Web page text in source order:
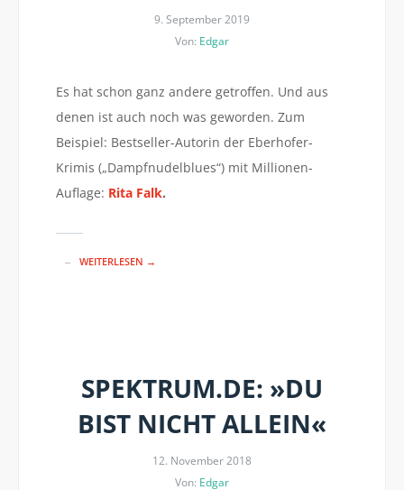
9. September 2019
Von: Edgar
Es hat schon ganz andere getroffen. Und aus
denen ist auch noch was geworden. Zum
Beispiel: Bestseller-Autorin der Eberhofer-
Krimis („Dampfnudelblues“) mit Millionen-
Auflage: Rita Falk.
WEITERLESEN →
SPEKTRUM.DE: »DU
BIST NICHT ALLEIN«
12. November 2018
Von: Edgar